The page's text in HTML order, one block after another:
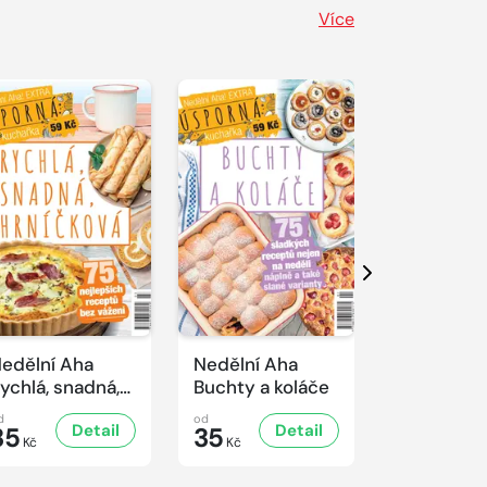
Více
Aha
snadná,
hrníčková
Kč
Detail
Nedělní Aha
Buchty a koláče
od
35 Kč
Detail
Další